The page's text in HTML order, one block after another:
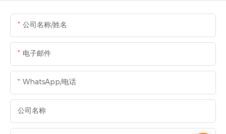
公司名称/姓名
电子邮件
WhatsApp/电话
公司名称